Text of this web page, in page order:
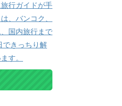
行ガイドが手
、バンコク、
国内旅行まで
できっちり解
す。